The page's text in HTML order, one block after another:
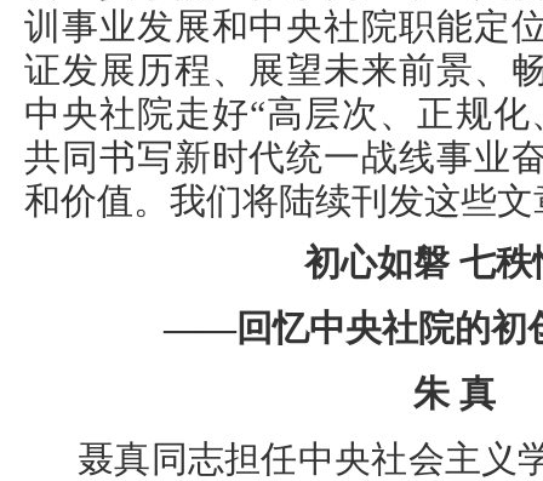
训事业发展和中央社院职能定
证发展历程、展望未来前景、
中央社院走好“高层次、正规
共同书写新时代统一战线事业
和价值。我们将陆续刊发这些
初心如磐 七秩
——回忆中央社院的初
朱 真
聂真同志担任中央社会主义